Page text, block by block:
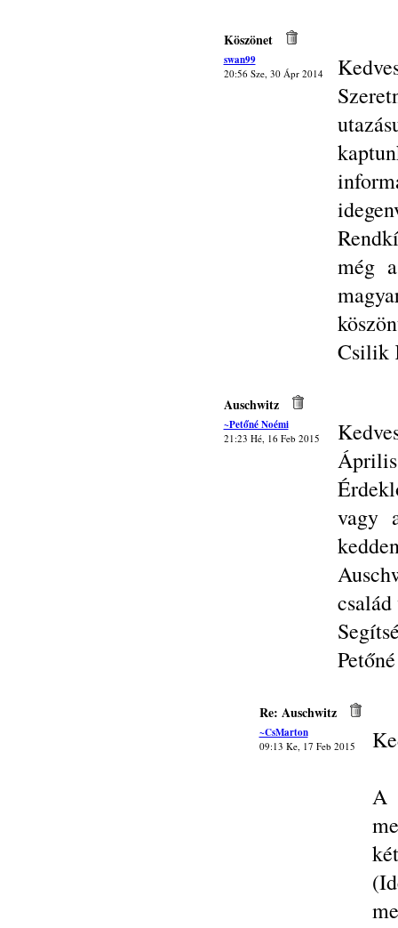
Köszönet
swan99
20:56 Sze, 30 Ápr 2014
még
Csilik
Auschwitz
~Petőné Noémi
21:23 Hé, 16 Feb 2015
vagy
Re: Auschwitz
~CsMarton
09:13 Ke, 17 Feb 2015
A